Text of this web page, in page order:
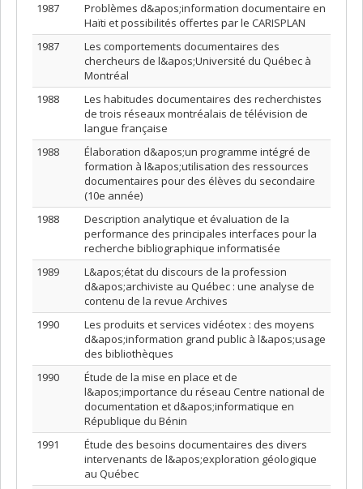
1987
Problèmes d&apos;information documentaire en
Haïti et possibilités offertes par le CARISPLAN
1987
Les comportements documentaires des
chercheurs de l&apos;Université du Québec à
Montréal
1988
Les habitudes documentaires des recherchistes
de trois réseaux montréalais de télévision de
langue française
1988
Élaboration d&apos;un programme intégré de
formation à l&apos;utilisation des ressources
documentaires pour des élèves du secondaire
(10e année)
1988
Description analytique et évaluation de la
performance des principales interfaces pour la
recherche bibliographique informatisée
1989
L&apos;état du discours de la profession
d&apos;archiviste au Québec : une analyse de
contenu de la revue Archives
1990
Les produits et services vidéotex : des moyens
d&apos;information grand public à l&apos;usage
des bibliothèques
1990
Étude de la mise en place et de
l&apos;importance du réseau Centre national de
documentation et d&apos;informatique en
République du Bénin
1991
Étude des besoins documentaires des divers
intervenants de l&apos;exploration géologique
au Québec